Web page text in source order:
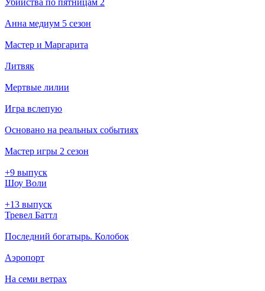
Анна медиум 5 сезон
Мастер и Маргарита
Литвяк
Мертвые лилии
Игра вслепую
Основано на реальных событиях
Мастер игры 2 сезон
+9 выпуск
Шоу Воли
+13 выпуск
Тревел Баттл
Последний богатырь. Колобок
Аэропорт
На семи ветрах